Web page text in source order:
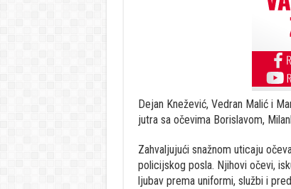
Dejan Knežević, Vedran Malić i
jutra sa očevima Borislavom,
Zahvaljujući snažnom uticaju
policijskog posla. Njihovi očevi,
ljubav prema uniformi, službi i